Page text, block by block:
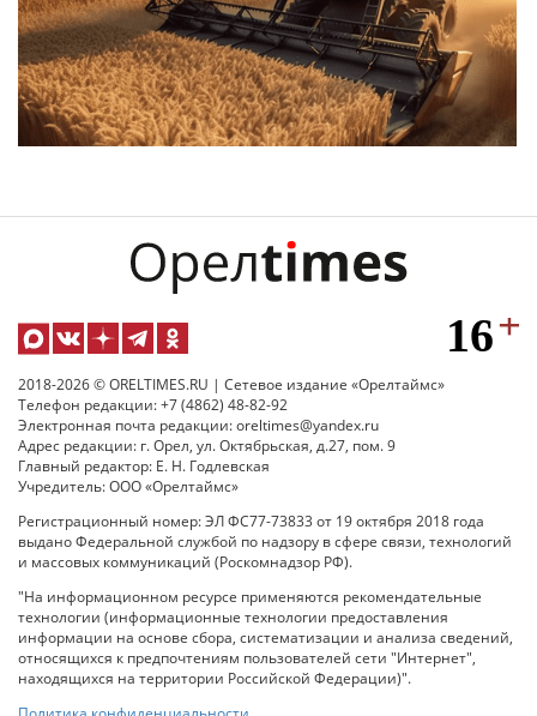
2018-2026 © ORELTIMES.RU | Сетевое издание «Орелтаймс»
Телефон редакции: +7 (4862) 48-82-92
Электронная почта редакции: oreltimes@yandex.ru
Адрес редакции: г. Орел, ул. Октябрьская, д.27, пом. 9
Главный редактор: Е. Н. Годлевская
Учредитель: ООО «Орелтаймс»
Регистрационный номер: ЭЛ ФС77-73833 от 19 октября 2018 года
выдано Федеральной службой по надзору в сфере связи, технологий
и массовых коммуникаций (Роскомнадзор РФ).
"На информационном ресурсе применяются рекомендательные
технологии (информационные технологии предоставления
информации на основе сбора, систематизации и анализа сведений,
относящихся к предпочтениям пользователей сети "Интернет",
находящихся на территории Российской Федерации)".